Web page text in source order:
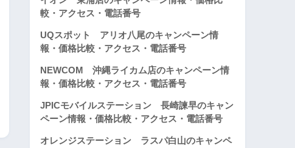
較・アクセス・電話番号
UQスポット アリオ八尾のキャンペーン情
報・価格比較・アクセス・電話番号
NEWCOM 沖縄ライカム店のキャンペーン情
報・価格比較・アクセス・電話番号
JPICモバイルステーション 長崎諫早のキャン
ペーン情報・価格比較・アクセス・電話番号
オレンジステーション ラスパ白山のキャンペ